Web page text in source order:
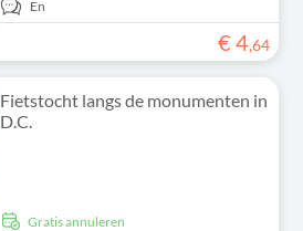
En
€ 4,64
Fietstocht langs de monumenten in
D.C.
Gratis annuleren